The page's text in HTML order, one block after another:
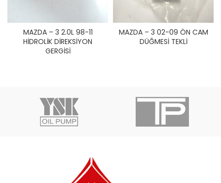
MAZDA – 3 2.0L 98-11
HİDROLİK DİREKSİYON
GERGİSİ
MAZDA – 3 02-09 ÖN CAM
DÜĞMESİ TEKLİ